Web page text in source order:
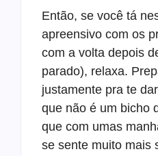
Então, se você tá
apreensivo com os
com a volta depois
parado), relaxa.
justamente pra te
que não é um bicho
que com umas
se sente muito mais